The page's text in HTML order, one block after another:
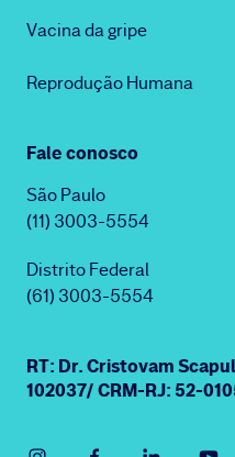
Vacina da gripe
Reprodução Humana
Fale conosco
São Paulo
(11) 3003-5554
Distrito Federal
(61) 3003-5554
RT: Dr. Cristovam
102037/ CRM-RJ: 52-